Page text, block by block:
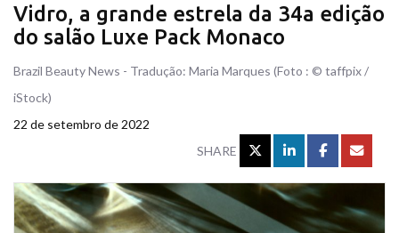
Vidro, a grande estrela da 34a edição
do salão Luxe Pack Monaco
Brazil Beauty News - Tradução: Maria Marques (Foto : © taffpix /
iStock)
22 de setembro de 2022
SHARE